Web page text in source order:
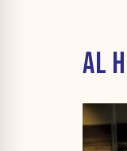
AL